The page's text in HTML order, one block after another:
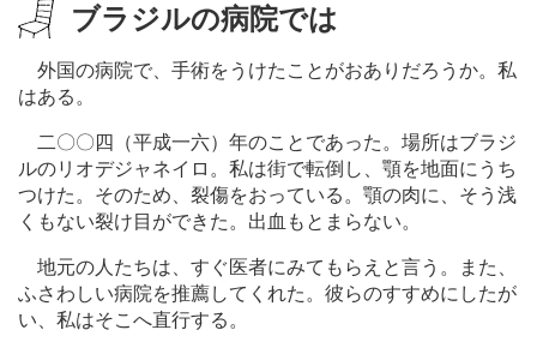
ブラジルの病院では
外国の病院で、手術をうけたことがおありだろうか。私
はある。
二〇〇四（平成一六）年のことであった。場所はブラジ
ルのリオデジャネイロ。私は街で転倒し、顎を地面にうち
つけた。そのため、裂傷をおっている。顎の肉に、そう浅
くもない裂け目ができた。出血もとまらない。
地元の人たちは、すぐ医者にみてもらえと言う。また、
ふさわしい病院を推薦してくれた。彼らのすすめにしたが
い、私はそこへ直行する。